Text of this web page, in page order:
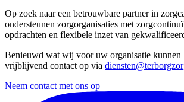
Op zoek naar een betrouwbare partner in
ondersteunen zorgorganisaties met
opdrachten en flexibele inzet van
Benieuwd wat wij voor uw organisatie kunnen
vrijblijvend contact op via
Neem contact met ons op